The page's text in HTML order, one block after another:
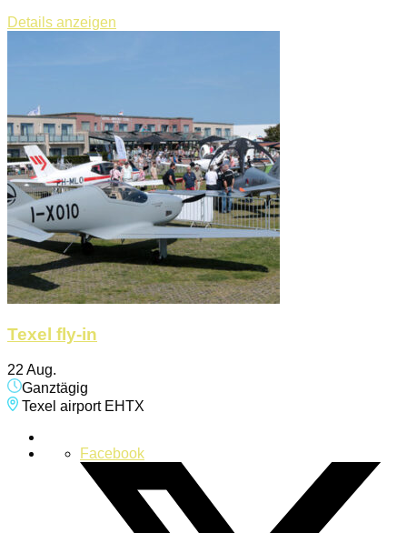
Details anzeigen
Texel fly-in
22 Aug.
Ganztägig
Texel airport EHTX
Facebook